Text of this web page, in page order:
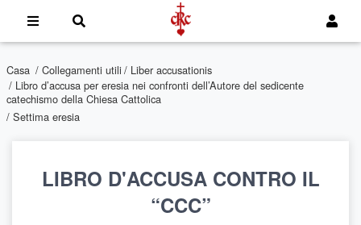
Casa / Collegamenti utili / Liber accusationis
/ Libro d’accusa per eresia nei confronti dell’Autore del sedicente
catechismo della Chiesa Cattolica
/ Settima eresia
LIBRO D'ACCUSA CONTRO IL
“CCC”